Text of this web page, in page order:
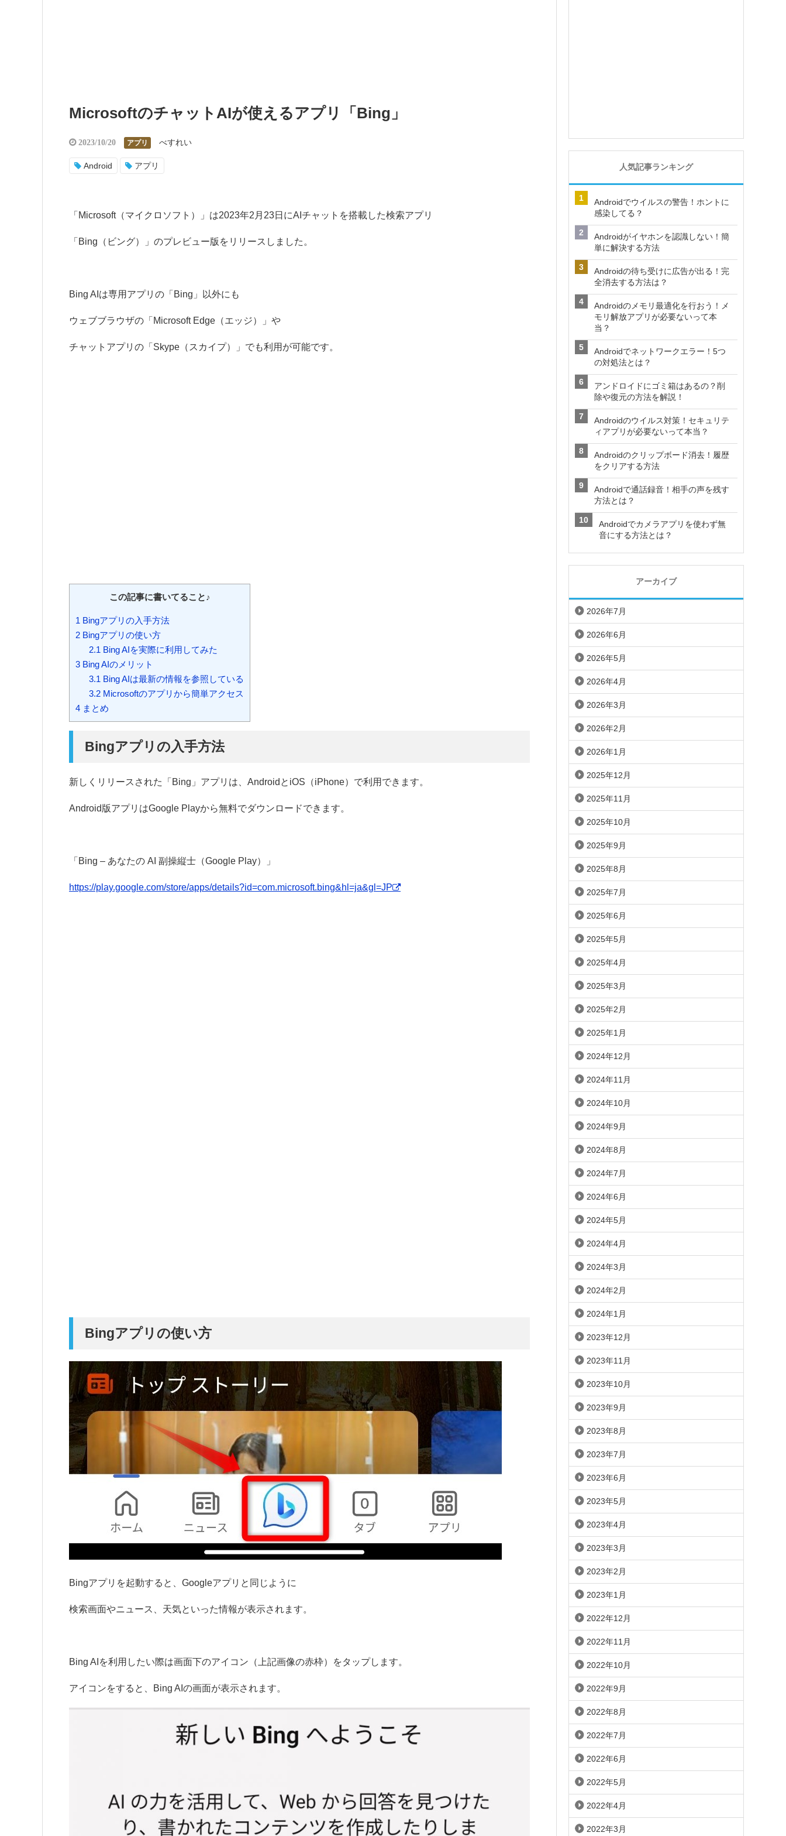
MicrosoftのチャットAIが使えるアプリ「Bing」
2023/10/20 アプリ べすれい
Android アプリ
「Microsoft（マイクロソフト）」は2023年2月23日にAIチャットを搭載した検索アプリ
「Bing（ビング）」のプレビュー版をリリースしました。
Bing AIは専用アプリの「Bing」以外にも
ウェブブラウザの「Microsoft Edge（エッジ）」や
チャットアプリの「Skype（スカイプ）」でも利用が可能です。
この記事に書いてること♪
1 Bingアプリの入手方法
2 Bingアプリの使い方
2.1 Bing AIを実際に利用してみた
3 Bing AIのメリット
3.1 Bing AIは最新の情報を参照している
3.2Microsoftのアプリから簡単アクセス
4 まとめ
Bingアプリの入手方法
新しくリリースされた「Bing」アプリは、AndroidとiOS（iPhone）で利用できます。
Android版アプリはGoogle Playから無料でダウンロードできます。
「Bing – あなたの AI 副操縦士（Google Play）」
https://play.google.com/store/apps/details?id=com.microsoft.bing&hl=ja&gl=JP
Bingアプリの使い方
Bingアプリを起動すると、Googleアプリと同じように
検索画面やニュース、天気といった情報が表示されます。
Bing AIを利用したい際は画面下のアイコン（上記画像の赤枠）をタップします。
アイコンをすると、Bing AIの画面が表示されます。
人気記事ランキング
Androidでウイルスの警告！ホントに
感染してる？
Androidがイヤホンを認識しない！簡
単に解決する方法
Androidの待ち受けに広告が出る！完
全消去する方法は？
Androidのメモリ最適化を行おう！メ
モリ解放アプリが必要ないって本
当？
Androidでネットワークエラー！5つ
の対処法とは？
アンドロイドにゴミ箱はあるの？削
除や復元の方法を解説！
Androidのウイルス対策！セキュリテ
ィアプリが必要ないって本当？
Androidのクリップボード消去！履歴
をクリアする方法
Androidで通話録音！相手の声を残す
方法とは？
Androidでカメラアプリを使わず無
音にする方法とは？
アーカイブ
2026年7月
2026年6月
2026年5月
2026年4月
2026年3月
2026年2月
2026年1月
2025年12月
2025年11月
2025年10月
2025年9月
2025年8月
2025年7月
2025年6月
2025年5月
2025年4月
2025年3月
2025年2月
2025年1月
2024年12月
2024年11月
2024年10月
2024年9月
2024年8月
2024年7月
2024年6月
2024年5月
2024年4月
2024年3月
2024年2月
2024年1月
2023年12月
2023年11月
2023年10月
2023年9月
2023年8月
2023年7月
2023年6月
2023年5月
2023年4月
2023年3月
2023年2月
2023年1月
2022年12月
2022年11月
2022年10月
2022年9月
2022年8月
2022年7月
2022年6月
2022年5月
2022年4月
2022年3月